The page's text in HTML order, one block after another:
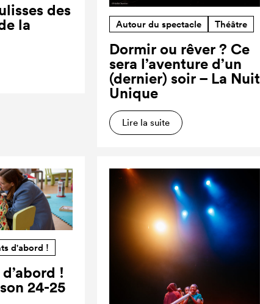
des
la
Autour du spectacle Théâtre
Dormir ou rêver ? Ce
sera l’aventure d’un
(dernier) soir – La Nuit
Unique
Lire la suite
d'abord !
!
24-25